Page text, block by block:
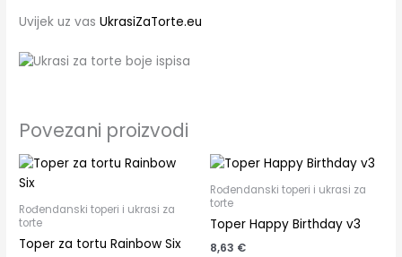
Uvijek uz vasUkrasiZaTorte.eu
Povezani proizvodi
Rođendanski toperi i ukrasi za
torte
Toper za tortu Rainbow Six
Rođendanski toperi i ukrasi za
torte
Toper Happy Birthday v3
8,63 €